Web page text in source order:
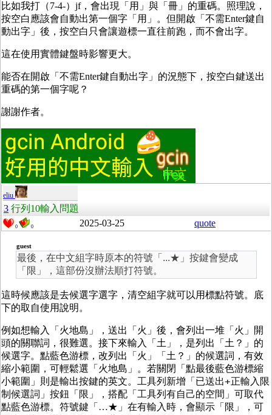
比如我打（7-4-）jf，會出現「用」與「冊」的重碼。照理說，
按空白應該會自動出第一個字「用」。但開啟「不需Enter鍵自
動出字」後，按空白只會讓遊標一直往前跑，而不會出字。
這在使用實體鍵盤時影響更大。
能否在開啟「不需Enter鍵自動出字」的況態下，按空白鍵送出
重碼的第一個字呢？
謝謝作者。
eliu
3 行列10輸入問題
0 0 2025-03-25 quote
guest
最後，在中文組字時原本的符號「...★」按鍵會變成
「限」，這部份沒辦法順打符號。
這時候應該是去候選字選字，清空組字就可以用標點符號。底
下的取自使用說明。
例如想輸入「火地島」
，送出「火」後，會列出一堆「火」開
頭的關聯詞，很難選。接下來輸入「土」，是列出「土？」的
候選字。點藍色游標，改列出「火」「土？」的候選詞，有效
縮小範圍，可輕鬆選「火地島」。若關閉「點最後藍色游標縮
小範圍」則是輸出按鍵的英文。 工具列新增「已送出+正輸入限
制候選詞」 按鈕「限」
，搭配「工具列有自己的空間」可取代
點藍色游標。符號鍵「…★」在有輸入時，會顯示「限」，可